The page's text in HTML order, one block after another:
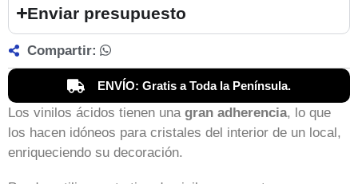
Enviar presupuesto
Compartir:
ENVÍO: Gratis a Toda la Península.
Los vinilos ácidos tienen una gran adherencia, lo que
los hacen idóneos para cristales del interior de un local,
enriqueciendo su decoración.